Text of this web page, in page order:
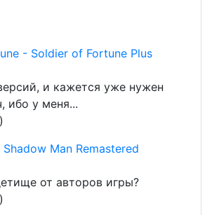
- Soldier of Fortune Plus
и кажется уже нужен
ибо у меня...
)
Man Remastered
от авторов игры?
)